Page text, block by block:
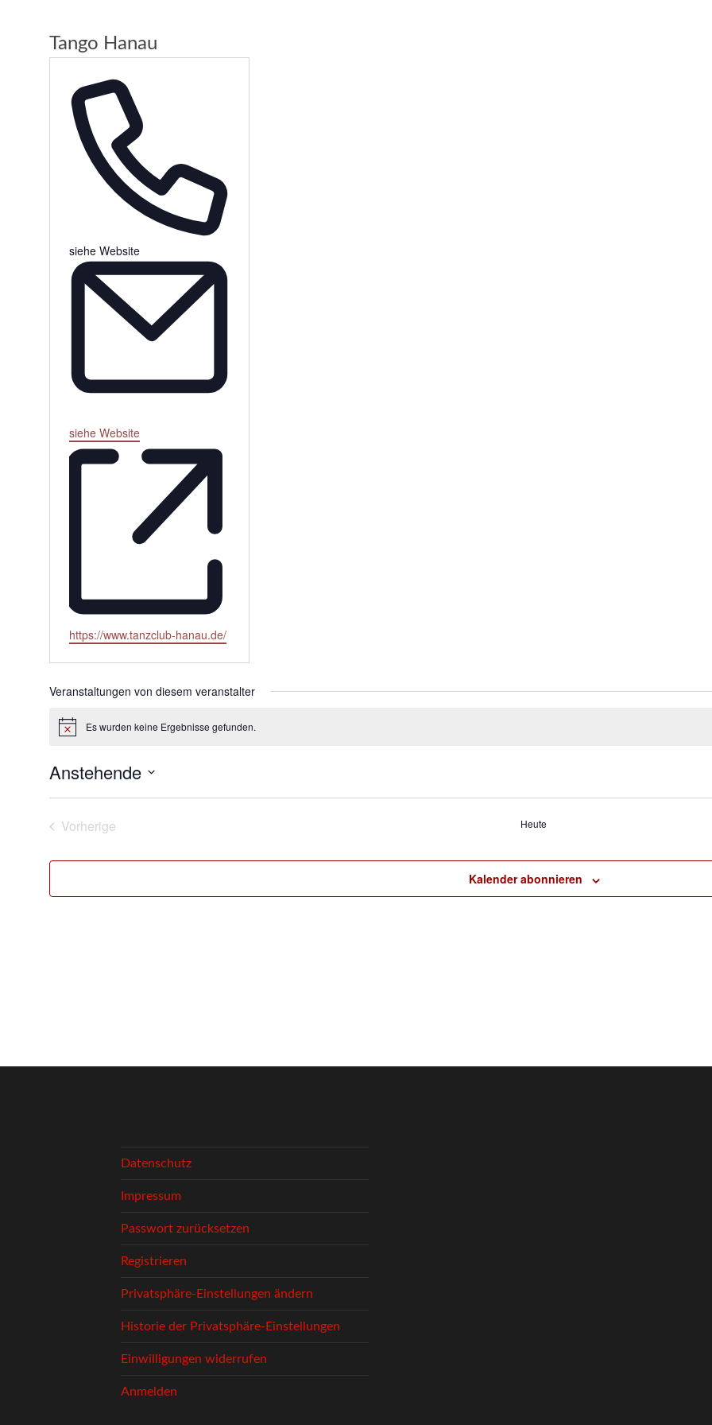
Tango Hanau
Telefon
siehe Website
Email
siehe Website
Webseite
https://www.tanzclub-hanau.de/
Veranstaltungen von diesem veranstalter
HinweisEs wurden keine Ergebnisse gefunden.
Anstehende
Vorherige
Heute
Kalender abonnieren
Datenschutz
Impressum
Passwort zurücksetzen
Registrieren
Privatsphäre-Einstellungen ändern
Historie der Privatsphäre-Einstellungen
Einwilligungen widerrufen
Anmelden